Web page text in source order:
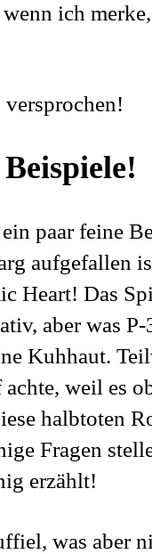
ich
paar feine
aufgefallen
Heart! Das
aber was P-
Kuhhaut.
weil es
halbtoten
Fragen
erzählt!
was aber